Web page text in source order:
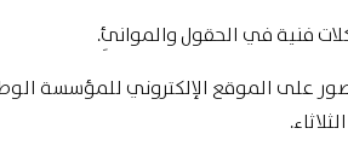
فنية في الحقول والموانئِ.
على الموقع الإلكتروني للمؤسسة